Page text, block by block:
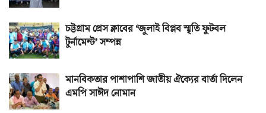
চট্টগ্রাম প্রেস ক্লাবের ‘জুলাই বিপ্লব স্মৃতি ফুটবল
টুর্নামেন্ট’ সম্পন্ন
মানবিকতার পাশাপাশি জাতীয় ঐক্যের বার্তা দিলেন
এমপি সাঈদ নোমান